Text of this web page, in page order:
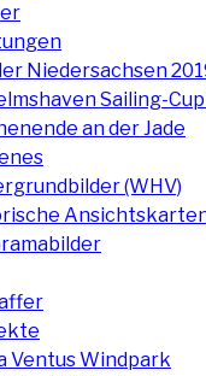
Niedersachsen
Sailing-
an der Jade
(WHV)
Ventus Windpark